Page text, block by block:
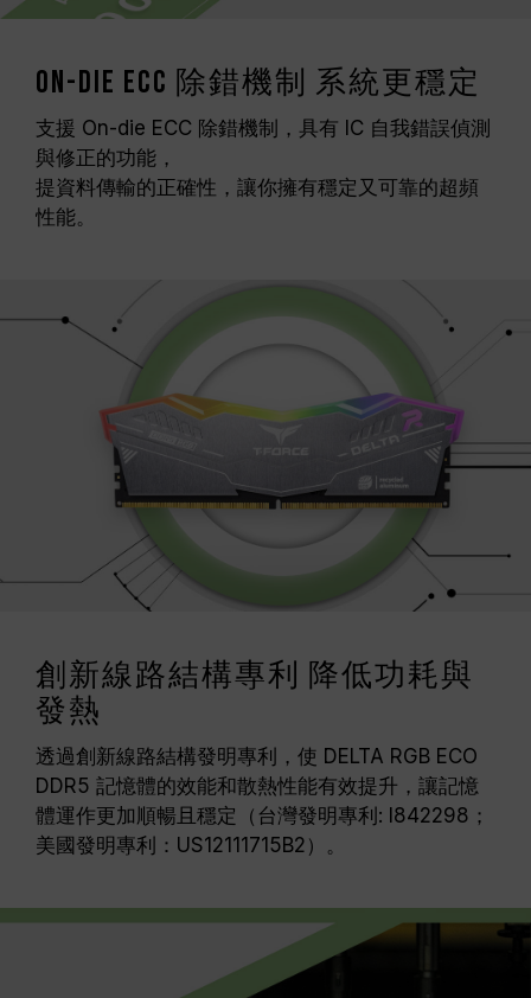
On-die ECC 除錯機制 系統更穩定
支援 On-die ECC 除錯機制，具有 IC 自我錯誤偵測
與修正的功能，
提資料傳輸的正確性，讓你擁有穩定又可靠的超頻
性能。
創新線路結構專利 降低功耗與
發熱
透過創新線路結構發明專利，使 DELTA RGB ECO
DDR5 記憶體的效能和散熱性能有效提升，讓記憶
體運作更加順暢且穩定（台灣發明專利: I842298；
美國發明專利：US12111715B2）。